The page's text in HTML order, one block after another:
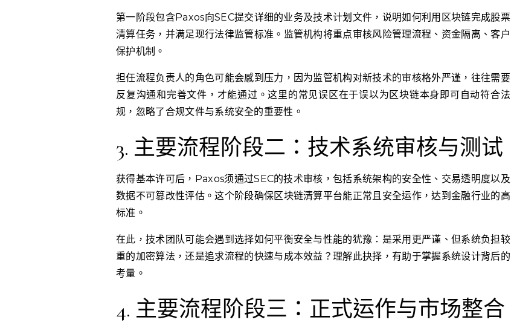
第一阶段包含Paxos向SEC提交详细的业务及技术计划文件，说明如何利用区块链完成股票
清算任务，并满足现行法律监管标准。监管机构将重点审核风险管理流程、资金隔离、客户
保护机制。
担任流程负责人的角色可能会感到压力，因为监管机构对新技术的审核格外严谨，往往需要
反复沟通和完善文件，才能通过。这里的常见误区在于误以为区块链本身即可自动符合法
规，忽略了合规文件与系统安全的重要性。
3. 主要流程阶段二：技术系统审核与测试
获得基本许可后，Paxos须通过SEC的技术审核，包括系统架构的安全性、交易透明度以及
数据不可篡改性评估。这个阶段确保区块链清算平台能正常且安全运作，达到金融行业的高
标准。
在此，技术团队可能会遇到选择如何平衡安全与性能的犹豫：是采用更严谨、但系统负担较
重的加密算法，还是追求流程的快速与成本效益？理解此抉择，有助于掌握系统设计背后的
考量。
4. 主要流程阶段三：正式运作与市场整合